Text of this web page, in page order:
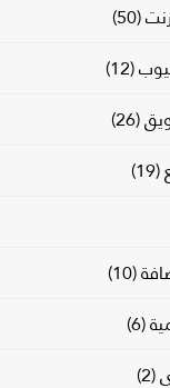
(50)
(12)
(26)
(19)
(10)
(6)
(2)